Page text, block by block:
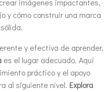
imágenes impactantes,
y cómo construir una marca
y efectiva de aprender,
es el lugar adecuado. Aquí
práctico y el apoyo
al siguiente nivel. Explora